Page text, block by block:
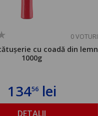
0 VOTURI
cu coadă din lemn
1000g
13456lei
DETALII